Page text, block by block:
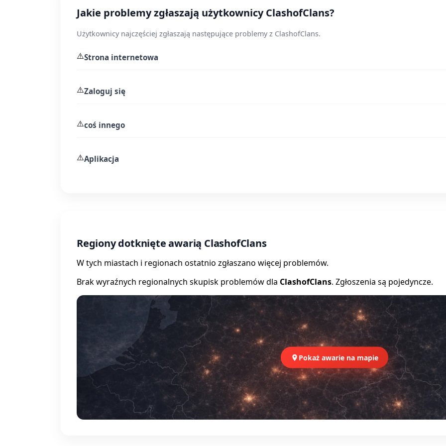
Jakie problemy zgłaszają użytkownicy ClashofClans?
Użytkownicy najczęściej zgłaszają następujące problemy z ClashofClans.
⚠️Strona internetowa
⚠️Zaloguj się
⚠️coś innego
⚠️Aplikacja
Regiony dotknięte awarią ClashofClans
W tych miastach i regionach ostatnio zgłaszano więcej problemów.
Brak wyraźnych regionalnych skupisk problemów dla ClashofClans. Zgłoszenia są pojedyncze.
Pokaż awarie na mapie